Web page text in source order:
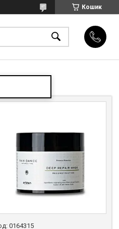
Кошик
0164315